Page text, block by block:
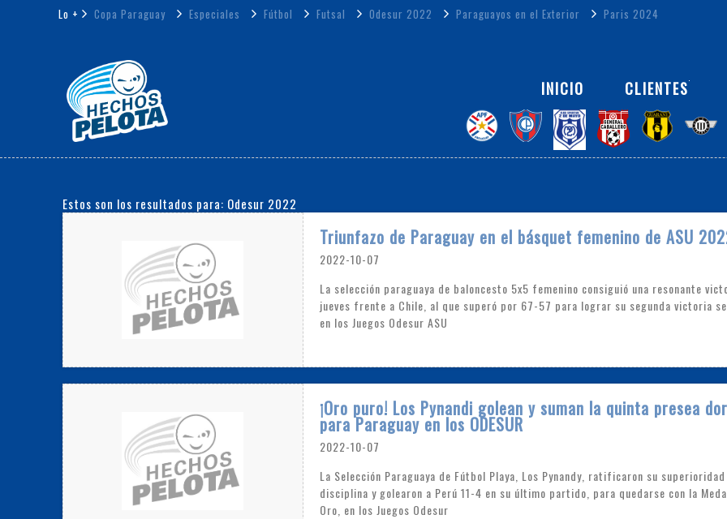
Lo + Copa Paraguay Especiales Fútbol Futsal Odesur 2022 Paraguayos en el Exterior Paris 2024
INICIO CLIENTES
Estos son los resultados para: Odesur 2022
Triunfazo de Paraguay en el básquet femenino de ASU
2022-10-07
La selección paraguaya de baloncesto 5x5 femenino consiguió una resonante
jueves frente a Chile, al que superó por 67-57 para lograr su segunda victoria
en los Juegos Odesur ASU
¡Oro puro! Los Pynandi golean y suman la quinta presea
para Paraguay en los ODESUR
2022-10-07
La Selección Paraguaya de Fútbol Playa, Los Pynandy, ratificaron su
disciplina y golearon a Perú 11-4 en su último partido, para quedarse con la
Oro, en los Juegos Odesur